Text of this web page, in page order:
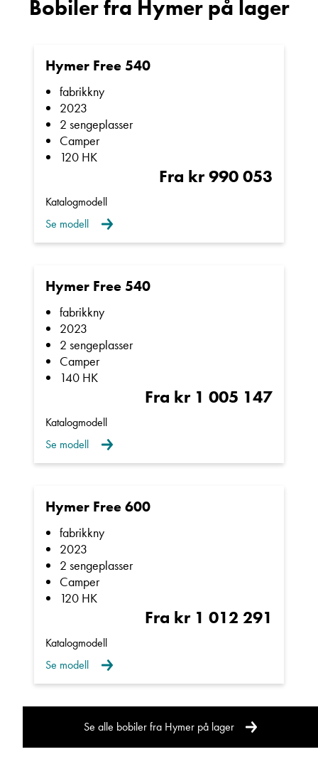
Bobiler fra Hymer på lager
Hymer Free 540
fabrikkny
2023
2 sengeplasser
Camper
120 HK
Fra kr 990 053
Katalogmodell
Se modell
Hymer Free 540
fabrikkny
2023
2 sengeplasser
Camper
140 HK
Fra kr 1 005 147
Katalogmodell
Se modell
Hymer Free 600
fabrikkny
2023
2 sengeplasser
Camper
120 HK
Fra kr 1 012 291
Katalogmodell
Se modell
Se alle bobiler fra Hymer på lager